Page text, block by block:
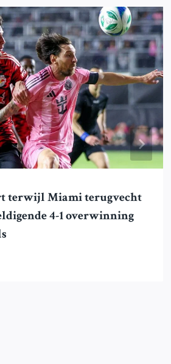
terwijl Miami terugvecht
4-1 overwinning